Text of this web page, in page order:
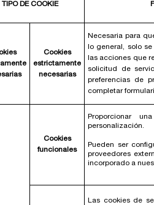
TIPO DE COOKIE
Cookies
estrictamente
necesarias
Necesaria para
lo general, solo
las acciones que
solicitud de
preferencias de
completar
Cookies
funcionales
Proporcionar
personalización.
Pueden ser
proveedores
incorporado a
Las cookies de